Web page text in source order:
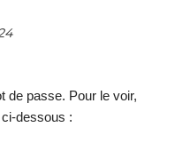
de passe. Pour le voir,
dessous :